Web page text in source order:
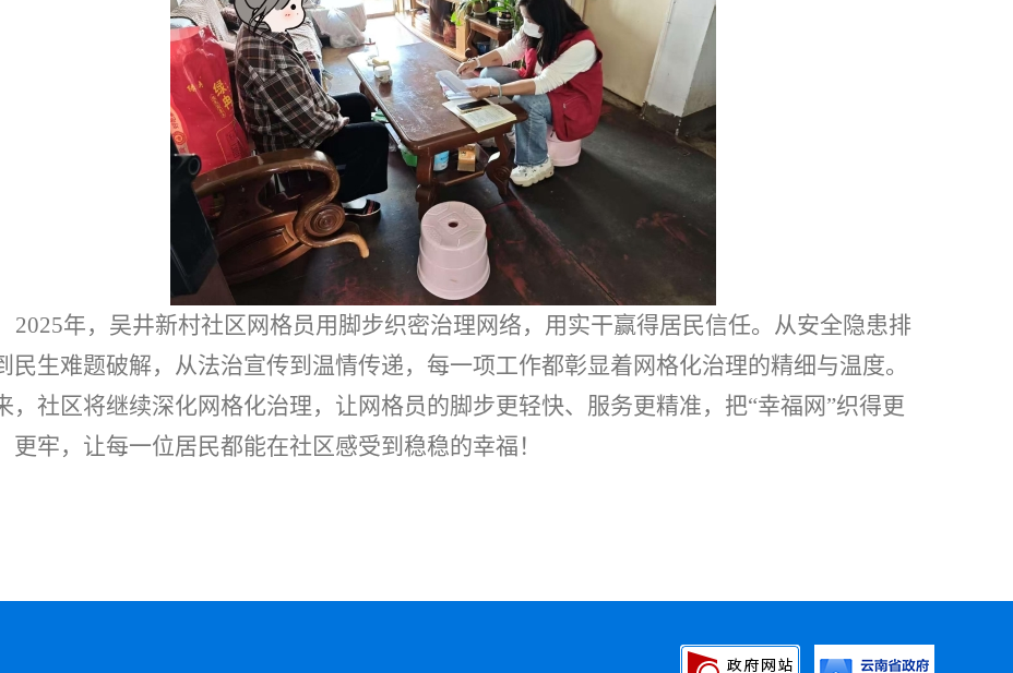
2025年，吴井新村社区网格员用脚步织密治理网络，用实干赢得居民信任。从安全隐患排
民生难题破解，从法治宣传到温情传递，每一项工作都彰显着网格化治理的精细与温度。
，社区将继续深化网格化治理，让网格员的脚步更轻快、服务更精准，把“幸福网”织得更
更牢，让每一位居民都能在社区感受到稳稳的幸福！